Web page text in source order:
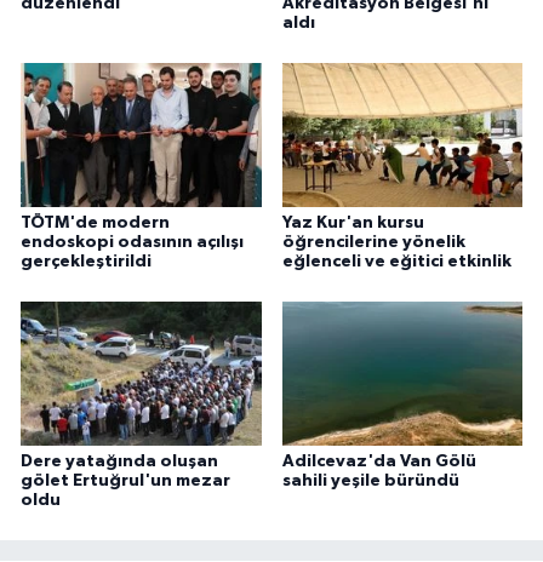
düzenlendi
Akreditasyon Belgesi'ni
aldı
TÖTM'de modern
endoskopi odasının açılışı
gerçekleştirildi
Yaz Kur'an kursu
öğrencilerine yönelik
eğlenceli ve eğitici etkinlik
Dere yatağında oluşan
gölet Ertuğrul'un mezar
oldu
Adilcevaz'da Van Gölü
sahili yeşile büründü